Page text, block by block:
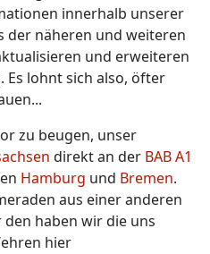
innerhalb unserer
der näheren und weiteren
und erweiteren
Es lohnt sich also, öfter
zu beugen, unser
direkt an der BAB A1
Hamburg und Bremen.
aus einer anderen
haben wir die uns
hier